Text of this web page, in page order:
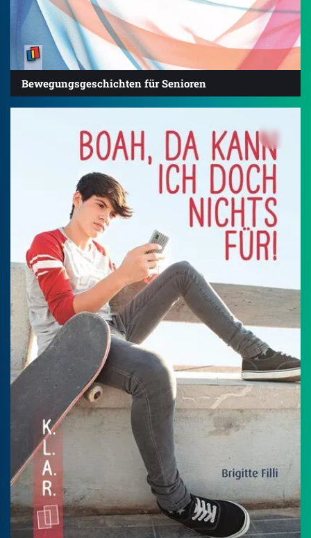
Bewegungsgeschichten für Senioren